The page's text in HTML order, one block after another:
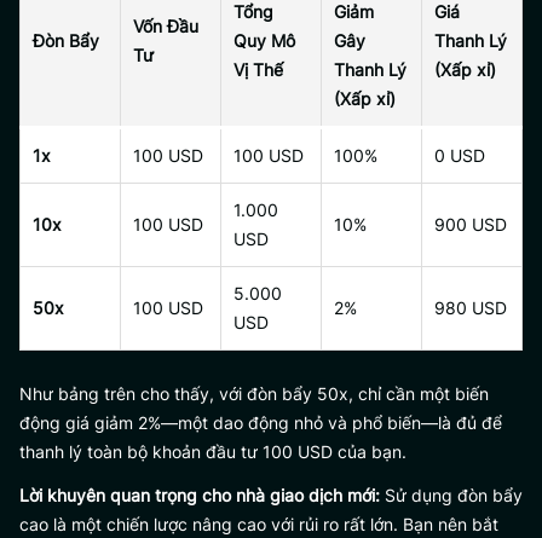
Đòn Bẩy
Vốn Đầu
Tư
Tổng
Quy Mô
Vị Thế
Giảm
Gây
Thanh Lý
(Xấp xỉ)
Giá
Thanh Lý
(Xấp xỉ)
1x 100 USD 100 USD 100% 0 USD
10x 100 USD
1.000
USD
10% 900 USD
50x 100 USD
5.000
USD
2% 980 USD
Như bảng trên cho thấy, với đòn bẩy 50x, chỉ cần một biến
động giá giảm 2%—một dao động nhỏ và phổ biến—là đủ để
thanh lý toàn bộ khoản đầu tư 100 USD của bạn.
Lời khuyên quan trọng cho nhà giao dịch mới: Sử dụng đòn bẩy
cao là một chiến lược nâng cao với rủi ro rất lớn. Bạn nên bắt